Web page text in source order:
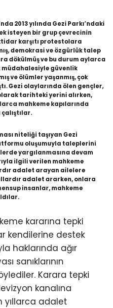
2013 yılında Gezi Parkı’ndaki
isteyen bir grup çevrecinin
karşıtı protestolara
demokrasi ve özgürlük talep
dökülmüş ve bu durum aylarca
güvenlik
ve ölümler yaşanmış, çok
Gezi olaylarında ölen gençler,
tarihteki yerini alırken,
mahkeme kapılarında
niteliği taşıyan Gezi
oluşumuyla taleplerini
yargılanmasına devam
ilgili verilen mahkeme
adalet arayan ailelere
adalet ararken, onlara
insanlar, mahkeme
kararına tepki
kendilerine destek
haklarında ağır
sanıklarının
Karara tepki
kanalına
yıllarca adalet